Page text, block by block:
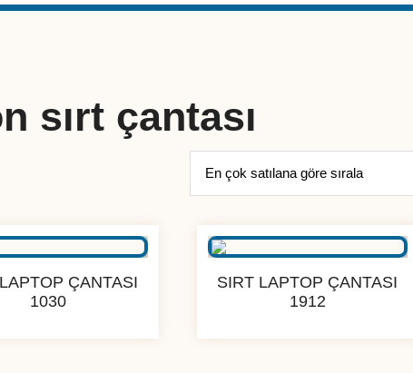
sırt çantası
ÇANTASI
1030
SIRT LAPTOP ÇANTASI
1912